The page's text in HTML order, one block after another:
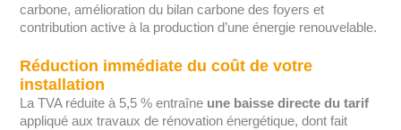
carbone, amélioration du bilan carbone des foyers et
contribution active à la production d’une énergie renouvelable.
Réduction immédiate du coût de votre
installation
La TVA réduite à 5,5 % entraîne une baisse directe du tarif
appliqué aux travaux de rénovation énergétique, dont fait